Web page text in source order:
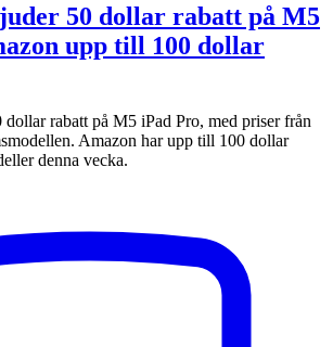
50 dollar rabatt på M5
upp till 100 dollar
rabatt på M5 iPad Pro, med priser från
Amazon har upp till 100 dollar
denna vecka.